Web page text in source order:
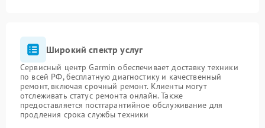
Широкий спектр услуг
Сервисный центр Garmin обеспечивает доставку техники
по всей РФ, бесплатную диагностику и качественный
ремонт, включая срочный ремонт. Клиенты могут
отслеживать статус ремонта онлайн. Также
предоставляется постгарантийное обслуживание для
продления срока службы техники